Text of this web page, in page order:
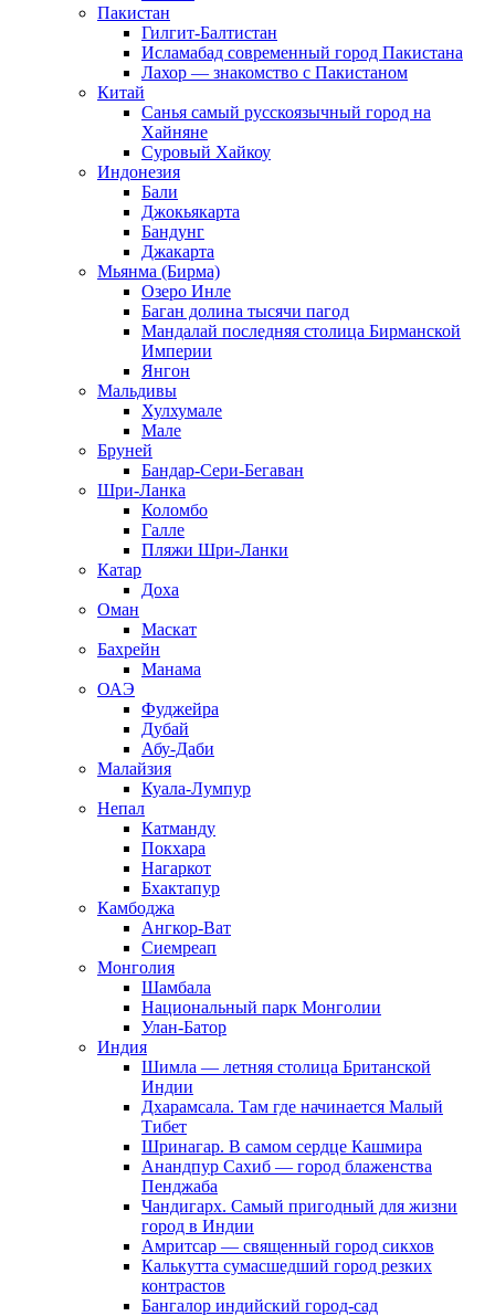
Пакистан
Гилгит-Балтистан
Исламабад современный город Пакистана
Лахор — знакомство с Пакистаном
Китай
Санья самый русскоязычный город на
Хайняне
Суровый Хайкоу
Индонезия
Бали
Джокьякарта
Бандунг
Джакарта
Мьянма (Бирма)
Озеро Инле
Баган долина тысячи пагод
Мандалай последняя столица Бирманской
Империи
Янгон
Мальдивы
Хулхумале
Мале
Бруней
Бандар-Сери-Бегаван
Шри-Ланка
Коломбо
Галле
Пляжи Шри-Ланки
Катар
Доха
Оман
Маскат
Бахрейн
Манама
ОАЭ
Фуджейра
Дубай
Абу-Даби
Малайзия
Куала-Лумпур
Непал
Катманду
Покхара
Нагаркот
Бхактапур
Камбоджа
Ангкор-Ват
Сиемреап
Монголия
Шамбала
Национальный парк Монголии
Улан-Батор
Индия
Шимла — летняя столица Британской
Индии
Дхарамсала. Там где начинается Малый
Тибет
Шринагар. В самом сердце Кашмира
Анандпур Сахиб — город блаженства
Пенджаба
Чандигарх. Самый пригодный для жизни
город в Индии
Амритсар — священный город сикхов
Калькутта сумасшедший город резких
контрастов
Бангалор индийский город-сад